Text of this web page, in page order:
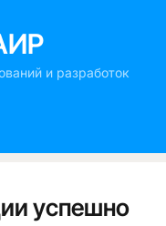
и разработок
успешно